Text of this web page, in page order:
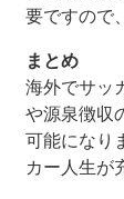
要ですので
まとめ
海外でサッ
や源泉徴収
可能になり
カー人生が